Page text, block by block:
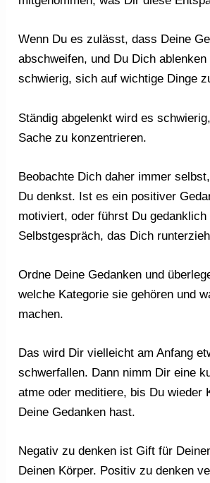
Wenn Du es zulässt, dass Deine
abschweifen, und Du Dich
schwierig, sich auf wichtige Dinge
Ständig abgelenkt wird es
Sache zu konzentrieren.
Beobachte Dich daher immer
Du denkst. Ist es ein positiver
motiviert, oder führst Du gedanklich
Selbstgespräch, das Dich
Ordne Deine Gedanken und
welche Kategorie sie gehören und
machen.
Das wird Dir vielleicht am Anfang
schwerfallen. Dann nimm Dir eine
atme oder meditiere, bis Du wieder
Deine Gedanken hast.
Negativ zu denken ist Gift für
Deinen Körper. Positiv zu denken